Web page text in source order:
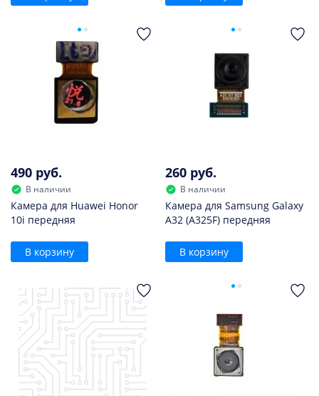
490 руб.
В наличии
Камера для Huawei Honor
10i передняя
В корзину
260 руб.
В наличии
Камера для Samsung Galaxy
A32 (A325F) передняя
В корзину